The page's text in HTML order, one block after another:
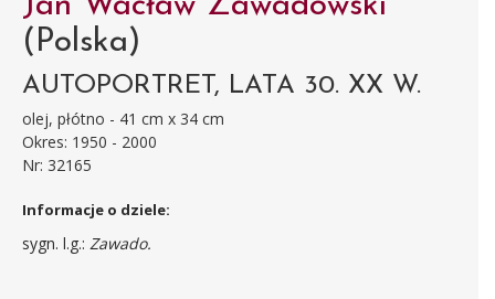
(Polska)
AUTOPORTRET, LATA 30. XX W.
olej, płótno - 41 cm x 34 cm
Okres: 1950 - 2000
Nr: 32165
Informacje o dziele:
sygn. l.g.: Zawado.